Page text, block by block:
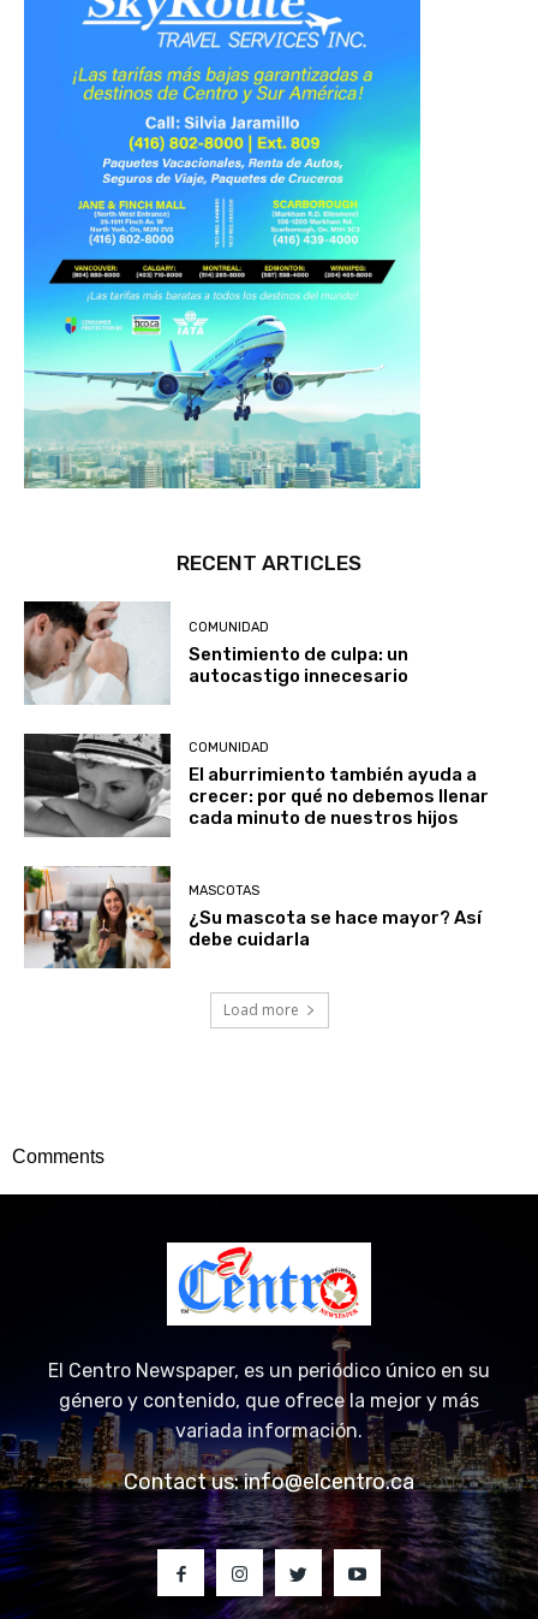
RECENT ARTICLES
COMUNIDAD
Sentimiento de culpa: un
autocastigo innecesario
COMUNIDAD
El aburrimiento también ayuda a
crecer: por qué no debemos llenar
cada minuto de nuestros hijos
MASCOTAS
¿Su mascota se hace mayor? Así
debe cuidarla
Load more
Comments
El Centro Newspaper, es un periódico único en su
género y contenido, que ofrece la mejor y más
variada información.
Contact us:info@elcentro.ca